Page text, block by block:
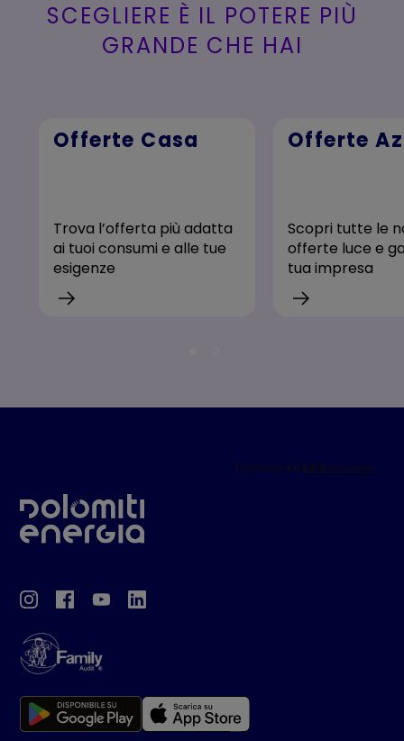
SCEGLIERE È IL POTERE PIÙ
GRANDE CHE HAI
Offerte Casa
Trova l’offerta più adatta
ai tuoi consumi e alle tue
esigenze
Offerte
Scopri tutte le
offerte luce e
tua impresa